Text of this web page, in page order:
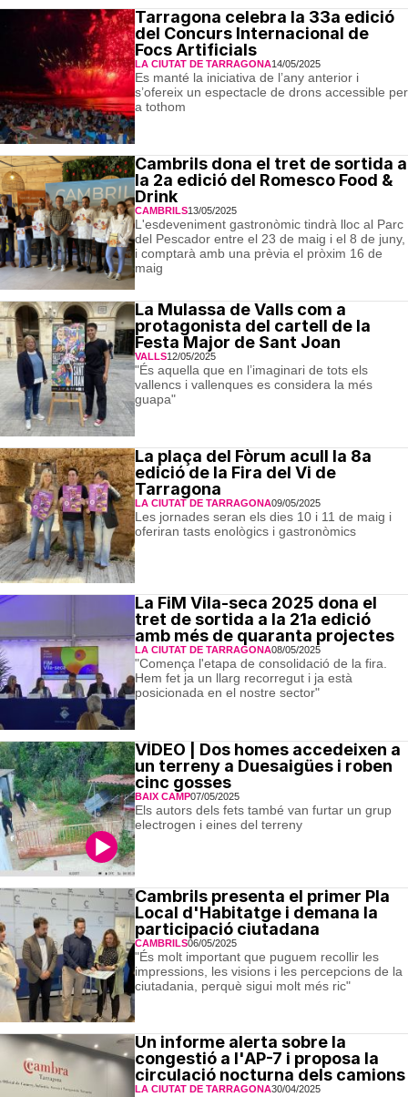
Tarragona celebra la 33a edició
del Concurs Internacional de
Focs Artificials
LA CIUTAT DE TARRAGONA14/05/2025
Es manté la iniciativa de l’any anterior i
s’ofereix un espectacle de drons accessible per
a tothom
Cambrils dona el tret de sortida a
la 2a edició del Romesco Food &
Drink
CAMBRILS13/05/2025
L'esdeveniment gastronòmic tindrà lloc al Parc
del Pescador entre el 23 de maig i el 8 de juny,
i comptarà amb una prèvia el pròxim 16 de
maig
La Mulassa de Valls com a
protagonista del cartell de la
Festa Major de Sant Joan
VALLS12/05/2025
"És aquella que en l’imaginari de tots els
vallencs i vallenques es considera la més
guapa"
La plaça del Fòrum acull la 8a
edició de la Fira del Vi de
Tarragona
LA CIUTAT DE TARRAGONA09/05/2025
Les jornades seran els dies 10 i 11 de maig i
oferiran tasts enològics i gastronòmics
La FiM Vila-seca 2025 dona el
tret de sortida a la 21a edició
amb més de quaranta projectes
LA CIUTAT DE TARRAGONA08/05/2025
"Comença l'etapa de consolidació de la fira.
Hem fet ja un llarg recorregut i ja està
posicionada en el nostre sector"
VÍDEO | Dos homes accedeixen a
un terreny a Duesaigües i roben
cinc gosses
BAIX CAMP07/05/2025
Els autors dels fets també van furtar un grup
electrogen i eines del terreny
Cambrils presenta el primer Pla
Local d'Habitatge i demana la
participació ciutadana
CAMBRILS06/05/2025
"És molt important que puguem recollir les
impressions, les visions i les percepcions de la
ciutadania, perquè sigui molt més ric"
Un informe alerta sobre la
congestió a l'AP-7 i proposa la
circulació nocturna dels camions
LA CIUTAT DE TARRAGONA30/04/2025